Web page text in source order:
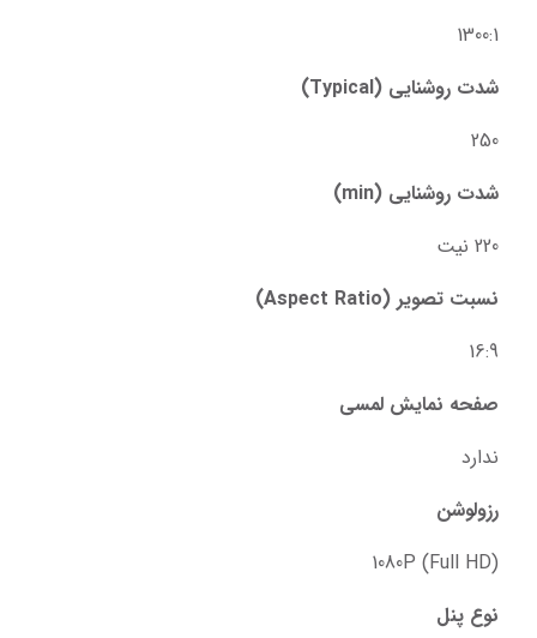
1300:1
شدت روشنایی (Typical)
250
شدت روشنایی (min)
220 نیت
نسبت تصویر (Aspect Ratio)
16:9
صفحه نمایش لمسی
ندارد
رزولوشن
(Full HD) 1080P
نوع پنل